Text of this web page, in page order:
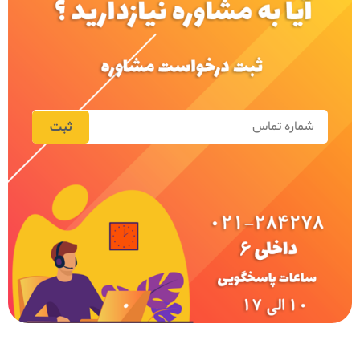
ثبت